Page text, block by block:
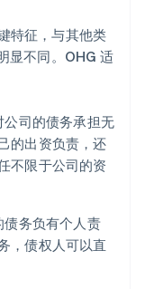
特征，与其他类
显不同。OHG 适
司的债务承担无
的出资负责，还
不限于公司的资
债务负有个人责
，债权人可以直